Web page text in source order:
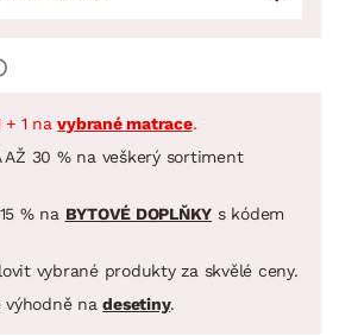
+ 1 navybrané matrace.
AŽ 30 % na veškerý sortiment
% na BYTOVÉ DOPLŇKY s kódem
vybrané produkty za skvělé ceny.
výhodně nadesetiny.